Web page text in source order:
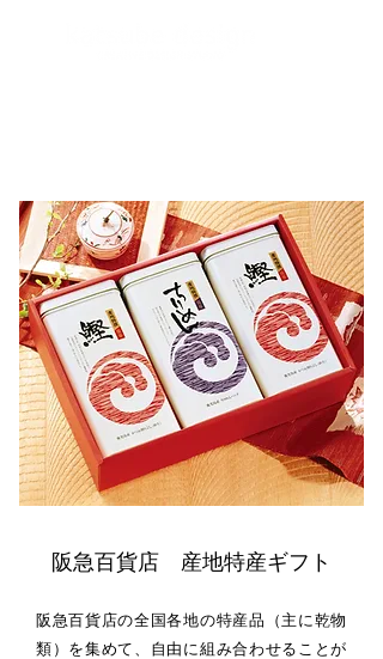
阪急百貨店​ 産地特産ギフト
阪急百貨店の全国各地の特産品（主に乾物
類）を集めて、自由に組み合わせることが